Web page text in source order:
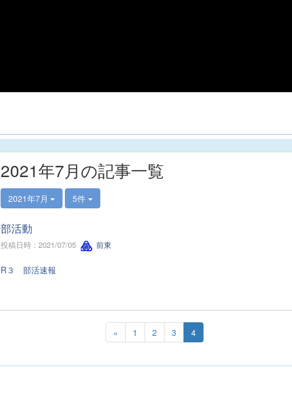
2021年7月の記事一覧
2021年7月 5件
部活動
投稿日時 : 2021/07/05 前東
R３ 部活速報
« 1 2 3 4